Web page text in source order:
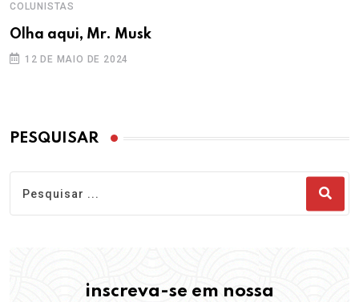
COLUNISTAS
Olha aqui, Mr. Musk
12 DE MAIO DE 2024
PESQUISAR
inscreva-se em nossa